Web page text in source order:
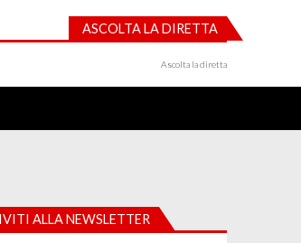
ASCOLTA LA DIRETTA
Ascolta la diretta
ALLA NEWSLETTER